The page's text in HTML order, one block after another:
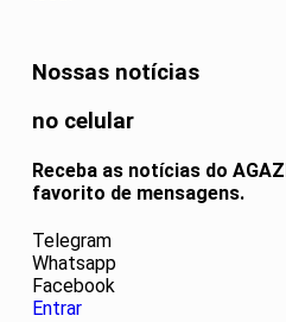
Nossas notícias
no celular
Receba as notícias do
favorito de mensagens.
Telegram
Whatsapp
Facebook
Entrar